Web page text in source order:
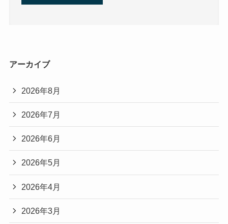
アーカイブ
2026年8月
2026年7月
2026年6月
2026年5月
2026年4月
2026年3月